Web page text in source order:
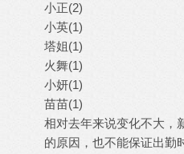
小正(2)
小英(1)
塔姐(1)
火舞(1)
小妍(1)
苗苗(1)
相对去年来说变化不大，
的原因，也不能保证出勤